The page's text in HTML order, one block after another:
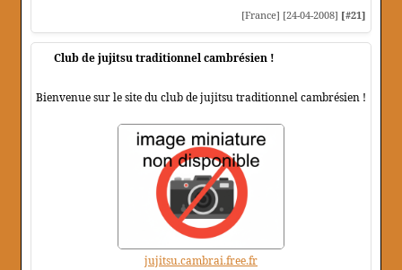
[France] [24-04-2008] [#21]
Club de jujitsu traditionnel cambrésien !
Bienvenue sur le site du club de jujitsu traditionnel cambrésien !
jujitsu.cambrai.free.fr